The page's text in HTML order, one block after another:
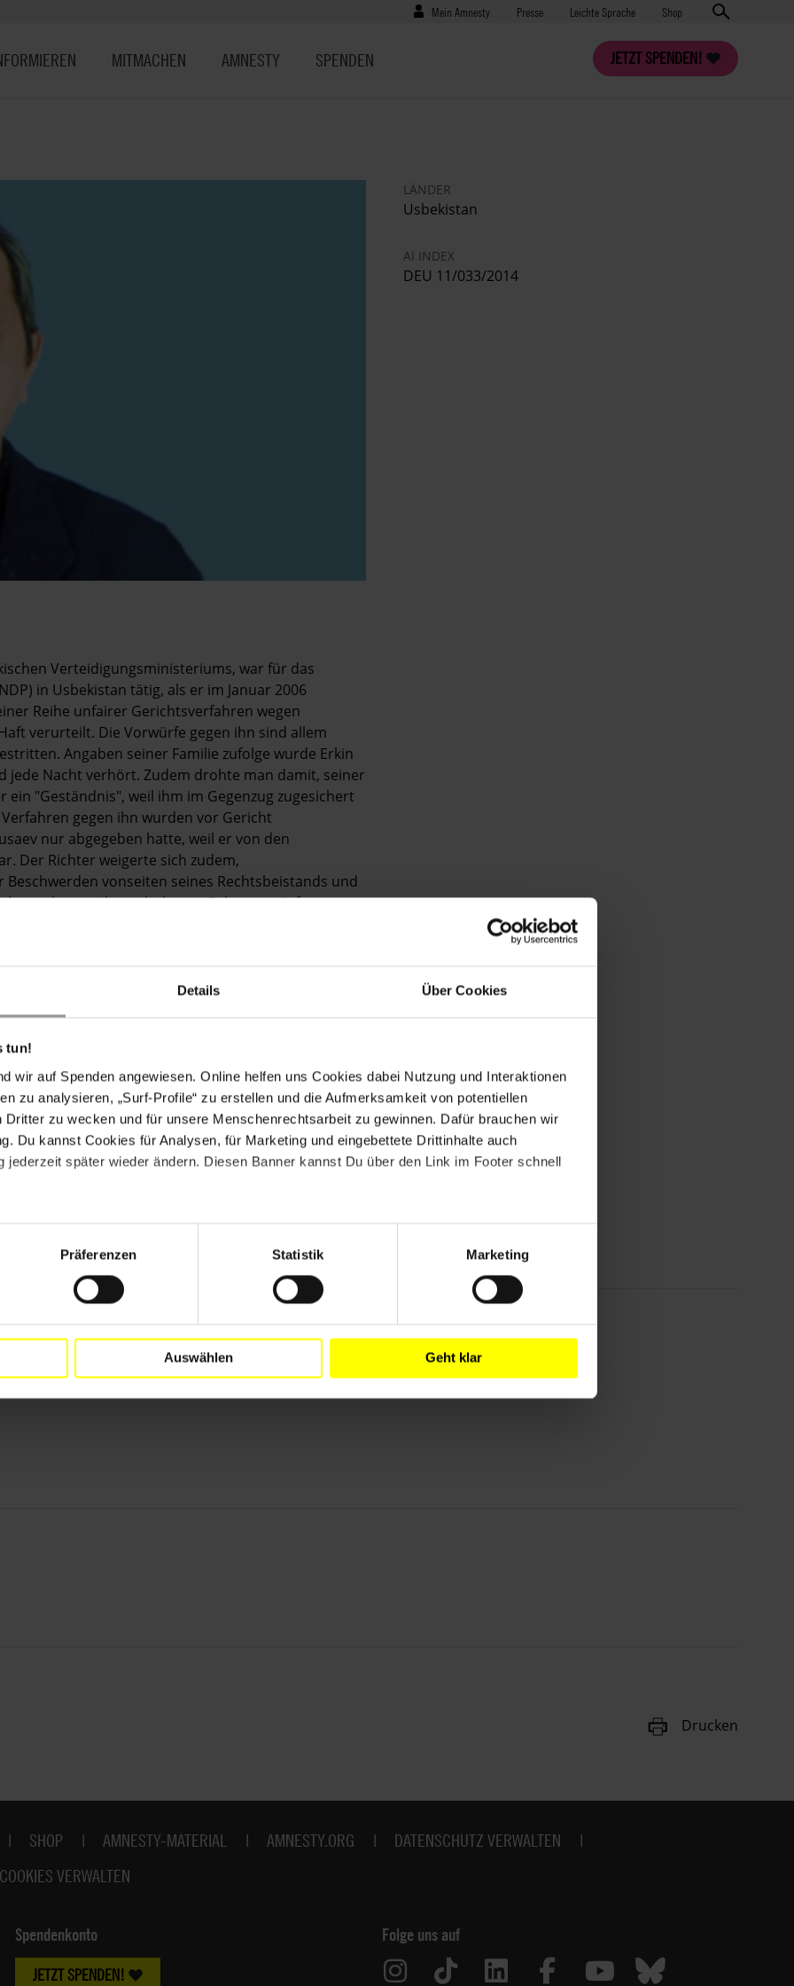
Details Über Cookies
tun!
wir auf Spenden angewiesen. Online helfen uns Cookies dabei Nutzung und Interaktionen
zu analysieren, „Surf-Profile“ zu erstellen und die Aufmerksamkeit von potentiellen
Dritter zu wecken und für unsere Menschenrechtsarbeit zu gewinnen. Dafür brauchen wir
Du kannst Cookies für Analysen, für Marketing und eingebettete Drittinhalte auch
jederzeit später wieder ändern. Diesen Banner kannst Du über den Link im Footer schnell
Präferenzen Statistik Marketing
Auswählen Geht klar
Benutzermenü
Mein Amnesty Presse
Presse Leichte Sprache Shop
JETZT SPENDEN!
MITMACHEN AMNESTY SPENDEN
Verteidigungsministeriums, war für das
in Usbekistan tätig, als er im Januar 2006
Reihe unfairer Gerichtsverfahren wegen
verurteilt. Die Vorwürfe gegen ihn sind allem
Angaben seiner Familie zufolge wurde Erkin
jede Nacht verhört. Zudem drohte man damit, seiner
"Geständnis", weil ihm im Gegenzug zugesichert
gegen ihn wurden vor Gericht
nur abgegeben hatte, weil er von den
Der Richter weigerte sich zudem,
vonseiten seines Rechtsbeistands und
der von ihm erhobenen Foltervorwürfe
Jahren auf ein faires Gerichtsverfahren wartet.
Untersuchung der von Erkin Musaev
zur Rechenschaft zu ziehen.
oder auf Deutsch an:
66 Tashkent 700047 USBEKISTAN (Anrede: Dear
Fax: (00 998) 711 333 917 E-Mail:
40 98 62 E-Mail:
LÄNDER
Usbekistan
AI INDEX
DEU 11/033/2014
Briefen gegen das Vergessen. Handle sofort!
Drucken
SHOP AMNESTY-MATERIAL AMNESTY.ORG
DATENSCHUTZ VERWALTEN
COOKIES VERWALTEN
Spendenkonto
JETZT SPENDEN!
Folge uns auf